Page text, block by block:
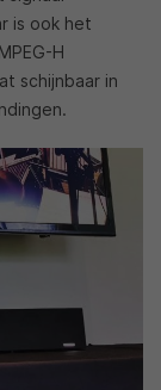
is ook het
H
schijnbaar in